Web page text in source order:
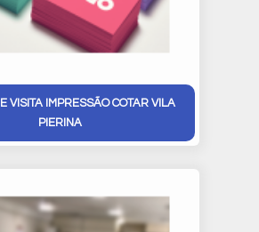
VISITA IMPRESSÃO COTAR VILA
PIERINA